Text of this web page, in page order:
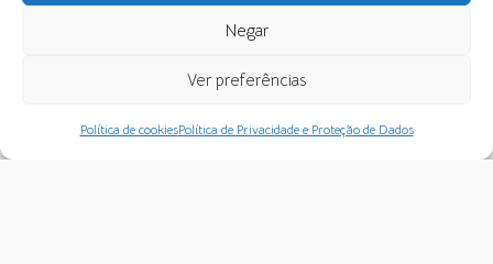
Negar
Ver preferências
Política de cookiesPolítica de Privacidade e Proteção de Dados